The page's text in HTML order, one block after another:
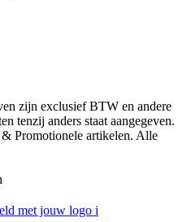
zijn exclusief BTW en andere
tenzij anders staat aangegeven.
Promotionele artikelen. Alle
met jouw logo i